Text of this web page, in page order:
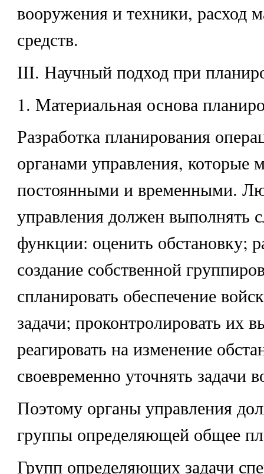
вооружения и техники, расход
средств.
III. Научный подход при
1. Материальная основа
Разработка планирования
органами управления, которые
постоянными и временными.
управления должен выполнять
функции: оценить обстановку;
создание собственной
спланировать обеспечение
задачи; проконтролировать их
реагировать на изменение
своевременно уточнять задачи
Поэтому органы управления
группы определяющей общее
Групп определяющих задачи